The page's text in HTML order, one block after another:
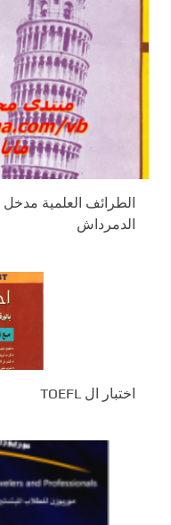
الطرائف العلمية
الدمرداش
اختبار ال TOEFL